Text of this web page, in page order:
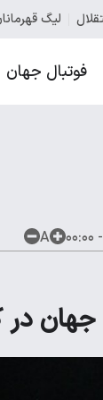
لیگ
فوتبال جهان
A